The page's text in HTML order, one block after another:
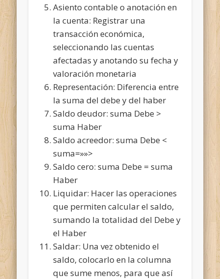
Asiento contable o anotación en
la cuenta: Registrar una
transacción económica,
seleccionando las cuentas
afectadas y anotando su fecha y
valoración monetaria
Representación: Diferencia entre
la suma del debe y del haber
Saldo deudor: suma Debe >
suma Haber
Saldo acreedor: suma Debe <
suma=»»>
Saldo cero: suma Debe = suma
Haber
Liquidar: Hacer las operaciones
que permiten calcular el saldo,
sumando la totalidad del Debe y
el Haber
Saldar: Una vez obtenido el
saldo, colocarlo en la columna
que sume menos, para que así